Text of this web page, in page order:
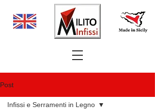
Post
Infissi e Serramenti in Legno